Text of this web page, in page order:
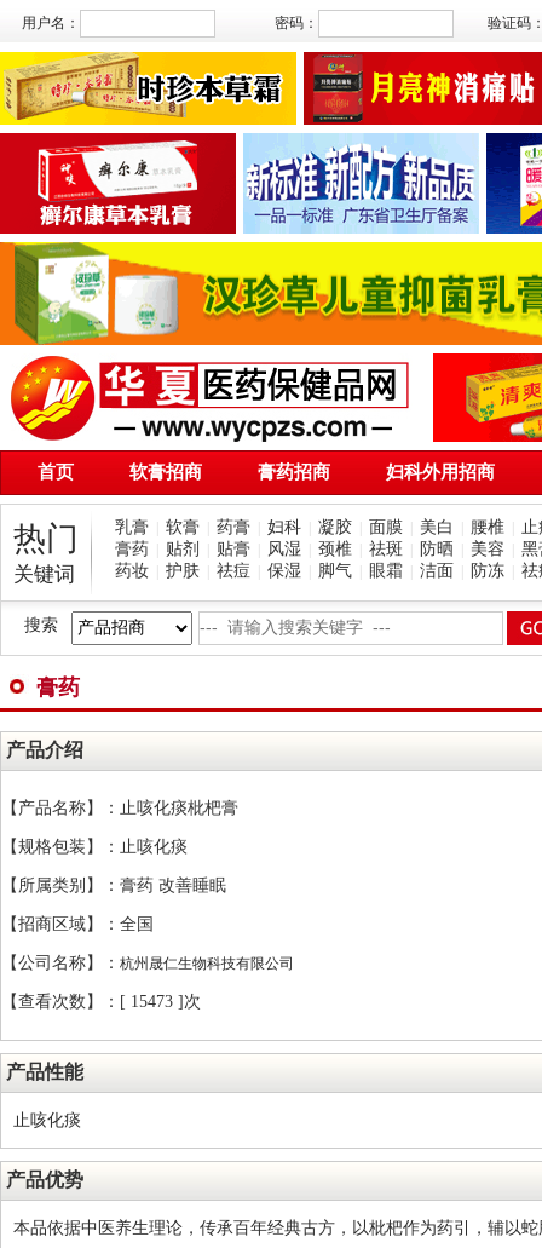
用户名： 密码： 验证码
首页 软膏招商 膏药招商 妇科外用招商
热门
关键词
乳膏 软膏 药膏 妇科 凝胶 面膜 美白 腰椎
止
膏药
贴剂 贴膏 风湿 颈椎 祛斑 防晒 美容
黑
药妆
护肤 祛痘 保湿 脚气 眼霜 洁面 防冻 祛
搜索
膏药
产品介绍
【产品名称】：止咳化痰枇杷膏
【规格包装】：止咳化痰
【所属类别】：膏药 改善睡眠
【招商区域】：全国
【公司名称】： 杭州晟仁生物科技有限公司
【查看次数】：[ 15473 ]次
产品性能
止咳化痰
产品优势
本品依据中医养生理论，传承百年经典古方，以枇杷作为药引，辅以